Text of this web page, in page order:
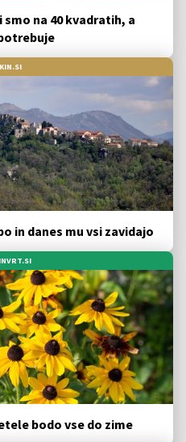
na 40 kvadratih, a
in danes mu vsi zavidajo
bodo vse do zime